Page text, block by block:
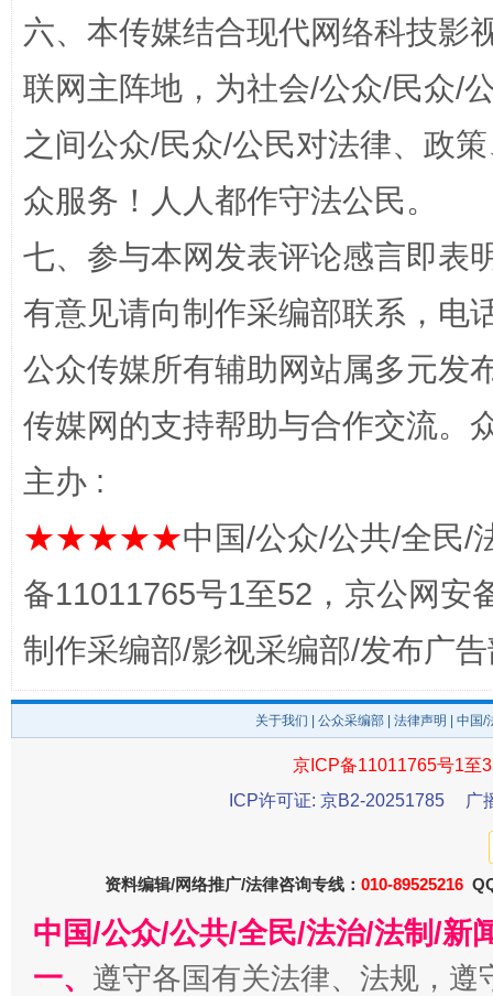
在谋一域中谋全局
习近平的博鳌关键词
魏明亮
“刷贴”乱象丛生
六、本传媒结合现代网络科技影
联网主阵地，为社会/公众/民众/
之间公众/民众/公民对法律、政
众服务！人人都作守法公民。
七、参与本网发表评论感言即表
有意见请向制作采编部联系，电
公众传媒所有辅助网站属多元发
传媒网的支持帮助与合作交流。
主办 :
★★★★★中国/公众/公共/全民/
备11011765号1至52，京公网安
制作采编部/影视采编部/发布广
关于我们 公众采编部 法律声明 | 中国
京ICP备11011765号1至
ICP许可证: 京B2-20251785
广
资料编辑/网络推广/法律咨询专线： 010-89525216
中国/公众/公共/全民/法治/法制/新
一、 遵守各国有关法律、法规，